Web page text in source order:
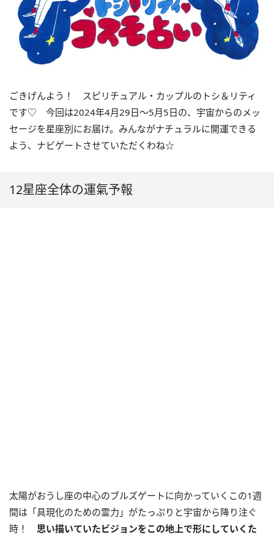
ごきげんよう！ スピリチュアル・カップルのトシ＆リティ
です♡ 今回は2024年4月29日〜5月5日の、宇宙からのメッ
セージを星座別にお届け。みんながナチュラルに開運できる
よう、ナビゲートさせていただくわね☆
12星座全体の運氣予報
太陽がおうし座の中心のブルズゲートに向かっていくこの1週
間は「具現化のための霊力」がたっぷりと宇宙から降り注ぐ
時！ 思い描いていたビジョンをこの地上で形にしていくた